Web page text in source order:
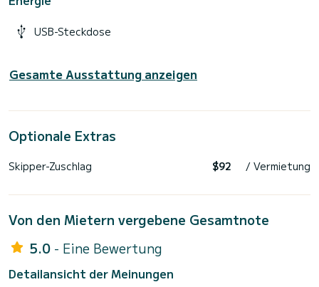
USB-Steckdose
Gesamte Ausstattung anzeigen
Optionale Extras
Skipper-Zuschlag $92 / Vermietung
Von den Mietern vergebene Gesamtnote
5.0 - Eine Bewertung
Detailansicht der Meinungen